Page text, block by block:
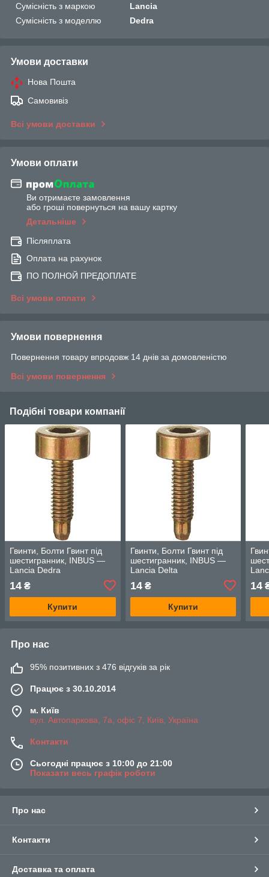
Сумісність з маркою
Lancia
Сумісність з моделлю
Dedra
Умови доставки
Нова Пошта
Самовивіз
Всі умови доставки
Умови оплати
Ви отримаєте замовлення
або гроші повернуться на вашу картку
Детальніше
Післяплата
Оплата на рахунок
ПО ПОЛНОЙ ПРЕДОПЛАТЕ
Всі умови оплати
Умови повернення
Повернення товару впродовж 14 днів за домовленістю
Всі умови повернення
Подібні товари компанії
Гвинти, Болти Гвинт під
шестигранник, INBUS —
Lancia Dedra
14 ₴
Купити
Гвинти, Болти Гвинт під
шестигранник, INBUS —
Lancia Delta
14₴
Купити
14
Про нас
95% позитивних з 476 відгуків за рік
Працює з 30.10.2014
м. Київ
вул. Автопаркова, 7а, офіс 7, Київ, Україна
Контакти
Сьогодні працює з 10:00 до 21:00
Показати весь графік роботи
Про нас
Контакти
Доставка та оплата